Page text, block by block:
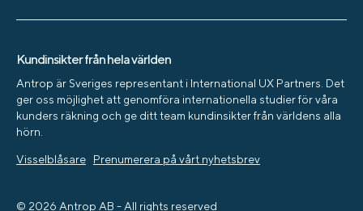
Kundinsikter från hela världen
Antrop är Sveriges representant i International UX Partners. Det
ger oss möjlighet att genomföra internationella studier för våra
kunders räkning och ge ditt team kundinsikter från världens alla
hörn.
Visselblåsare Prenumerera på vårt nyhetsbrev
© 2026 Antrop AB - All rights reserved